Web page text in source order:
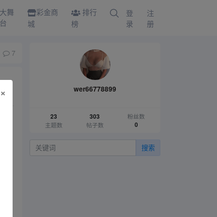
舞
彩金商
城
排行
榜
登
录
注
册
7
wer66778899
23
主题数
303
帖子数
粉丝数
0
搜索
×